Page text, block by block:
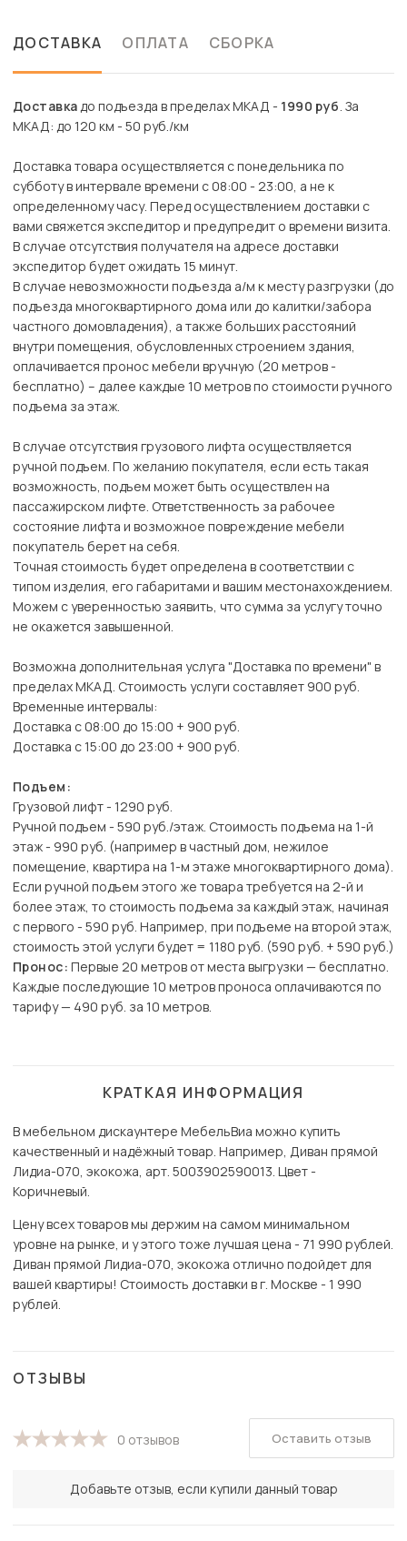
ДОСТАВКА ОПЛАТА СБОРКА
Доставкадо подъезда в пределах МКАД - 1990 руб. За
МКАД: до 120 км - 50 руб./км
Доставка товара осуществляется с понедельника по
субботу в интервале времени с 08:00 - 23:00, а не к
определенному часу. Перед осуществлением доставки с
вами свяжется экспедитор и предупредит о времени визита.
В случае отсутствия получателя на адресе доставки
экспедитор будет ожидать 15 минут.
В случае невозможности подъезда а/м к месту разгрузки (до
подъезда многоквартирного дома или до калитки/забора
частного домовладения), а также больших расстояний
внутри помещения, обусловленных строением здания,
оплачивается пронос мебели вручную (20 метров -
бесплатно) – далее каждые 10 метров по стоимости ручного
подъема за этаж.
В случае отсутствия грузового лифта осуществляется
ручной подъем. По желанию покупателя, если есть такая
возможность, подъем может быть осуществлен на
пассажирском лифте. Ответственность за рабочее
состояние лифта и возможное повреждение мебели
покупатель берет на себя.
Точная стоимость будет определена в соответствии с
типом изделия, его габаритами и вашим местонахождением.
Можем с уверенностью заявить, что сумма за услугу точно
не окажется завышенной.
Возможна дополнительная услуга "Доставка по времени" в
пределах МКАД. Стоимость услуги составляет 900 руб.
Временные интервалы:
Доставка с 08:00 до 15:00 + 900 руб.
Доставка с 15:00 до 23:00 + 900 руб.
Подъем:
Грузовой лифт - 1290 руб.
Ручной подъем - 590 руб./этаж. Стоимость подъема на 1-й
этаж - 990 руб. (например в частный дом, нежилое
помещение, квартира на 1-м этаже многоквартирного дома).
Если ручной подъем этого же товара требуется на 2-й и
более этаж, то стоимость подъема за каждый этаж, начиная
с первого - 590 руб. Например, при подъеме на второй этаж,
стоимость этой услуги будет = 1180 руб. (590 руб. + 590 руб.)
Пронос: Первые 20 метров от места выгрузки — бесплатно.
Каждые последующие 10 метров проноса оплачиваются по
тарифу — 490 руб. за 10 метров.
КРАТКАЯ ИНФОРМАЦИЯ
В мебельном дискаунтере МебельВиа можно купить
качественный и надёжный товар. Например, Диван прямой
Лидиа-070, экокожа, арт. 5003902590013. Цвет -
Коричневый.
Цену всех товаров мы держим на самом минимальном
уровне на рынке, и у этого тоже лучшая цена - 71 990 рублей.
Диван прямой Лидиа-070, экокожа отлично подойдет для
вашей квартиры! Стоимость доставки в г. Москве - 1 990
рублей.
ОТЗЫВЫ
0 отзывов
Добавьте отзыв, если купили данный товар
Оставить отзыв